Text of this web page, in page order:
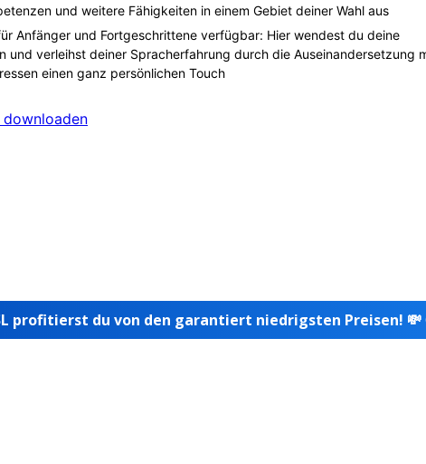
und weitere Fähigkeiten in einem Gebiet deiner Wahl aus
Anfänger und Fortgeschrittene verfügbar: Hier wendest du deine
und verleihst deiner Spracherfahrung durch die Auseinandersetzung
einen ganz persönlichen Touch
profitierst du von den garantiert niedrigsten Preisen! 💸